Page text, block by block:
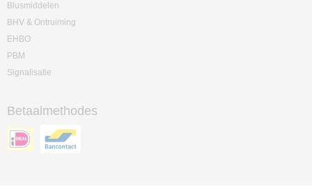
Blusmiddelen
BHV & Ontruiming
EHBO
PBM
Signalisatie
Betaalmethodes